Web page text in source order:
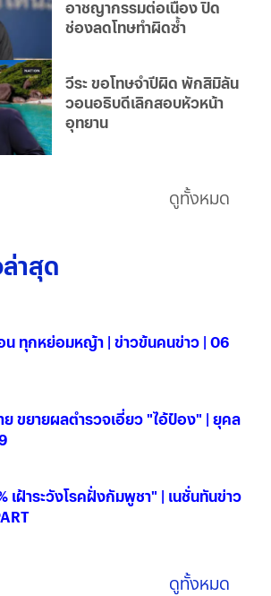
อาชญากรรมต่อเนื่อง ปิด
ช่องลดโทษทำผิดซ้ำ
วีระ ขอโทษจำปีผิด พักสิมิลัน
วอนอธิบดีเลิกสอบหัวหน้า
อุทยาน
ดูทั้งหมด
าสุด
น ทุกหย่อมหญ้า | ข่าวข้นคนข่าว | 06
ยายผลตำรวจเอี่ยว "ไอ้ป๋อง" | ยุคล
ะวังโรคฝั่งกัมพูชา" | เนชั่นทันข่าว
ดูทั้งหมด